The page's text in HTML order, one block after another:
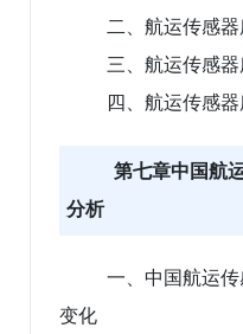
二、航运传感
三、航运传感
四、航运传感
第七章中国航
分析
一、中国航运
变化